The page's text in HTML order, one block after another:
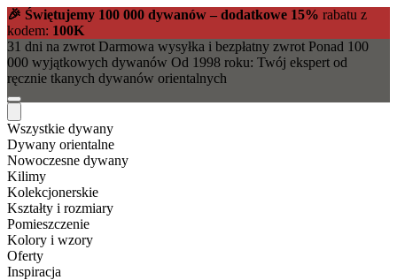
🎉 Świętujemy 100 000 dywanów – dodatkowe 15% rabatu z
kodem: 100K
31 dni na zwrot Darmowa wysyłka i bezpłatny zwrot Ponad 100
000 wyjątkowych dywanów Od 1998 roku: Twój ekspert od
ręcznie tkanych dywanów orientalnych
Wszystkie dywany
Dywany orientalne
Nowoczesne dywany
Kilimy
Kolekcjonerskie
Kształty i rozmiary
Pomieszczenie
Kolory i wzory
Oferty
Inspiracja